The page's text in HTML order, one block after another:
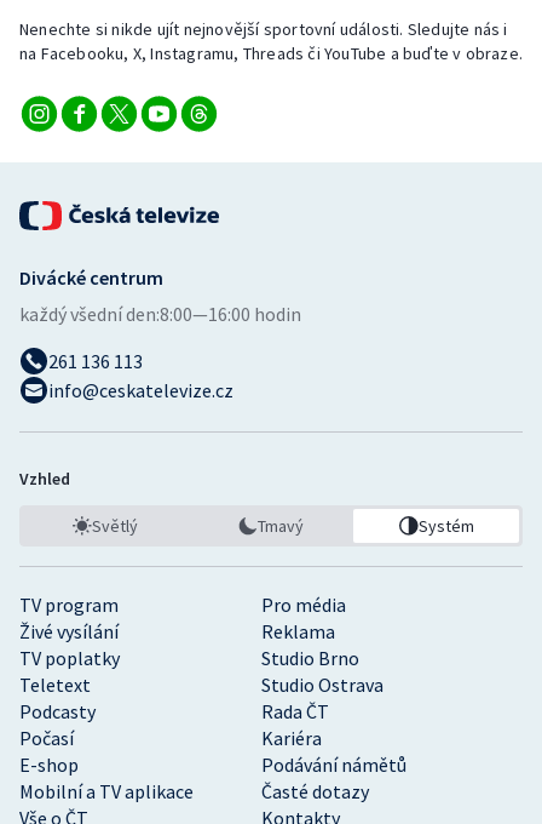
Rychlobruslení
Rychlostní kanoistika
Triatlon
Vodní slalom
Volejbal
Nenechte si nikde ujít nejnovější sportovní události. Sledujte nás i
na Facebooku, X, Instagramu, Threads či YouTube a buďte v obraze.
TV program
Pro média
Živé vysílání
Reklama
TV poplatky
Studio Brno
Teletext
Studio Ostrava
Podcasty
Rada ČT
Počasí
Kariéra
E-shop
Podávání námětů
Mobilní a TV aplikace
Časté dotazy
Vše o ČT
Kontakty
Divácké centrum
každý všední den:8:00—16:00 hodin
261 136 113
info@ceskatelevize.cz
Vzhled
Světlý Tmavý Systém